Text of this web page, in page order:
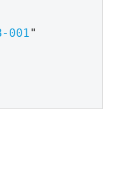
001"